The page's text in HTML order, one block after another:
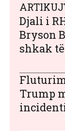
Djali i
Bryson
shkak
Trump